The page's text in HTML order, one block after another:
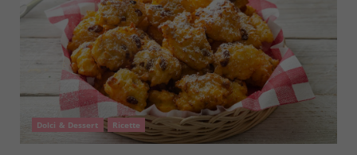
Dolci & Dessert Ricette